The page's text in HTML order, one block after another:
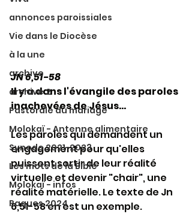
annonces paroissiales
Vie dans le Diocèse
à la une
archive
archive 2
Pastorale du mariage
Molokaï - Antenne alimentaire
Synode 2021-2023
Les mots de la Bible
Molokaï - infos
Paques 2024
JN 6,51-58
Il y a dans l'évangile des paroles
inachevées de Jésus...
Les paroles qui demandent un
engagement pour qu'elles
puissent sortir de leur réalité
virtuelle et devenir "chair", une
réalité matérielle. Le texte de Jn
6,51-58 en est un exemple.